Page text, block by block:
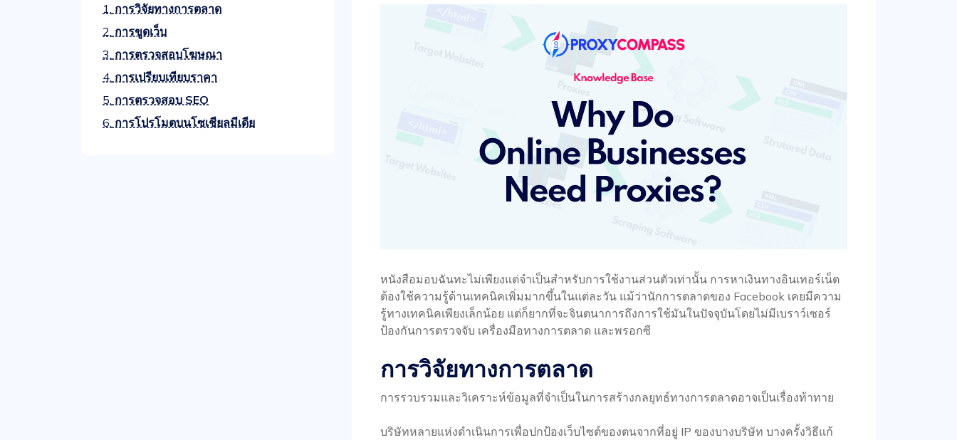
1. การวิจัยทางการตลาด
2. การขูดเว็บ
3. การตรวจสอบโฆษณา
4. การเปรียบเทียบราคา
5. การตรวจสอบ SEO
6. การโปรโมตบนโซเชียลมีเดีย
หนังสือมอบฉันทะไม่เพียงแต่จำเป็นสำหรับการใช้งานส่วนตัวเท่านั้น การหาเงินทางอินเทอร์เน็ต
ต้องใช้ความรู้ด้านเทคนิคเพิ่มมากขึ้นในแต่ละวัน แม้ว่านักการตลาดของ Facebook เคยมีความ
รู้ทางเทคนิคเพียงเล็กน้อย แต่ก็ยากที่จะจินตนาการถึงการใช้มันในปัจจุบันโดยไม่มีเบราว์เซอร์
ป้องกันการตรวจจับ เครื่องมือทางการตลาด และพรอกซี
การวิจัยทางการตลาด
การรวบรวมและวิเคราะห์ข้อมูลที่จำเป็นในการสร้างกลยุทธ์ทางการตลาดอาจเป็นเรื่องท้าทาย
บริษัทหลายแห่งดำเนินการเพื่อปกป้องเว็บไซต์ของตนจากที่อยู่ IP ของบางบริษัท บางครั้งวิธีแก้